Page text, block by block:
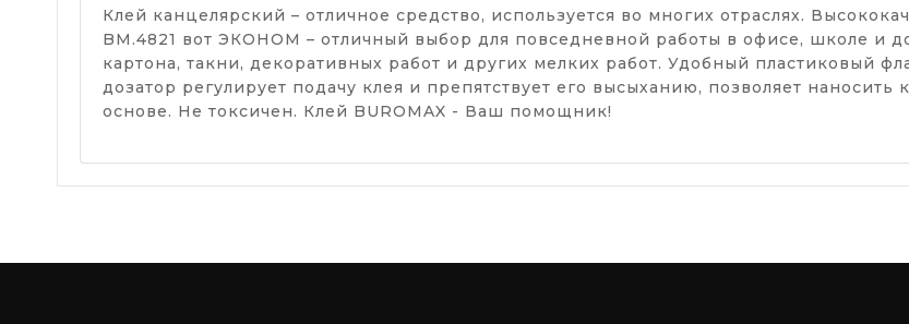
Клей канцелярский – отличное средство, используется во многих отраслях.
BM.4821 вот ЭКОНОМ – отличный выбор для повседневной работы в офисе, школе и
картона, такни, декоративных работ и других мелких работ. Удобный пластиковый
дозатор регулирует подачу клея и препятствует его высыханию, позволяет
основе. Не токсичен. Клей BUROMAX - Ваш помощник!